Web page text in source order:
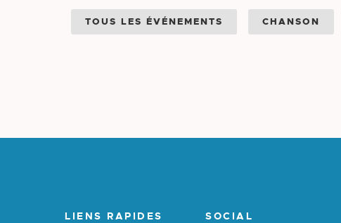
TOUS LES ÉVÉNEMENTS CHANSON
LIENS RAPIDES SOCIAL